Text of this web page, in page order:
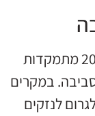
שיטות ההדברה המתקדמות בשנת 2025 מתמקדות
במקרים
לנזקים